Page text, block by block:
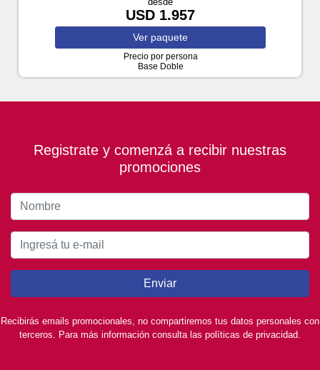
USD 1.957
Ver paquete
Precio por persona
Base Doble
Registrate y comenzá a recibir nuestras
promociones
Enviar
Recibirás emails promocionales, no compartiremos tus datos personales con
terceros. Para más información consulta las políticas de privacidad.